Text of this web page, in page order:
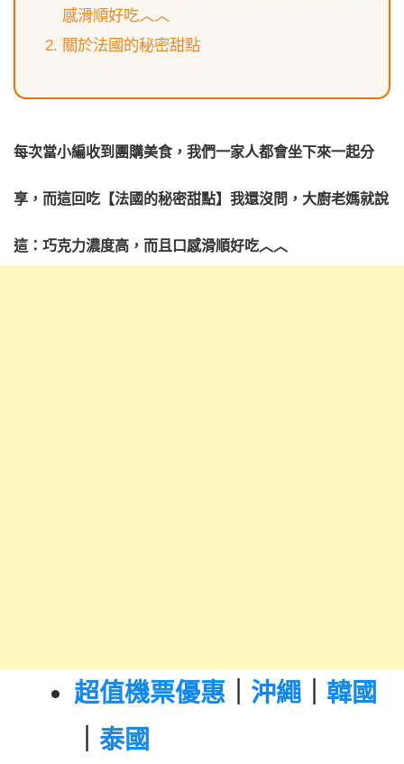
感滑順好吃︿︿
關於法國的秘密甜點
每次當小編收到團購美食，我們一家人都會坐下來一起分
享，而這回吃【法國的秘密甜點】我還沒問，大廚老媽就說
這：巧克力濃度高，而且口感滑順好吃︿︿
超值機票優惠 沖繩
韓國
｜泰國